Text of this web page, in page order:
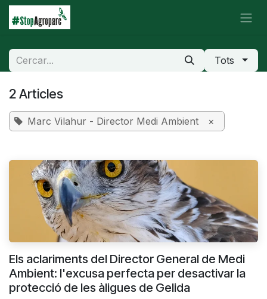
Skip to Content
Tots
2 Articles
Marc Vilahur - Director Medi Ambient ×
Els aclariments del Director General de Medi
Ambient: l'excusa perfecta per desactivar la
protecció de les àligues de Gelida